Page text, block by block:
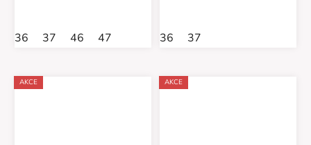
36 37 46 47 36 37
AKCE AKCE